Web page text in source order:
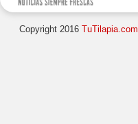
Copyright 2016 TuTilapia.com